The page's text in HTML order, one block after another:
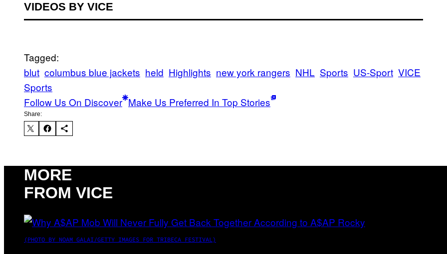
VIDEOS BY VICE
Tagged:
blut columbus blue jackets held Highlights new york rangers NHL Sports US-Sport VICE
Sports
Follow Us On Discover Make Us Preferred In Top Stories
Share:
MORE
FROM VICE
(PHOTO BY NOAM GALAI/GETTY IMAGES FOR TRIBECA FESTIVAL)